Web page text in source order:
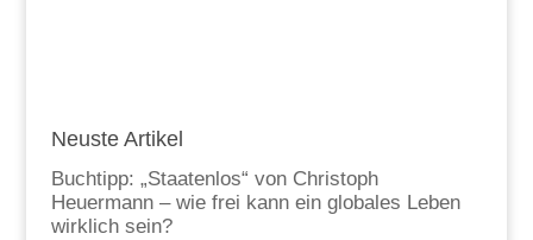
Neuste Artikel
Buchtipp: „Staatenlos“ von Christoph
Heuermann – wie frei kann ein globales Leben
wirklich sein?